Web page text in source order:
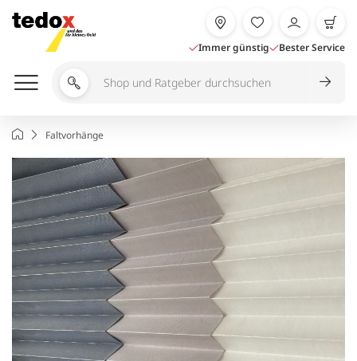
Inhalt
springen
Immer günstig Bester Service
Shop
durchsuchen
StartseiteFaltvorhänge